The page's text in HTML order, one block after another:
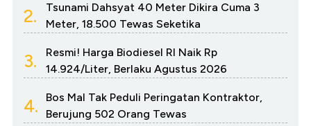
2.
Tsunami Dahsyat 40 Meter Dikira Cuma 3
Meter, 18.500 Tewas Seketika
3.
Resmi! Harga Biodiesel RI Naik Rp
14.924/Liter, Berlaku Agustus 2026
4.
Bos Mal Tak Peduli Peringatan Kontraktor,
Berujung 502 Orang Tewas